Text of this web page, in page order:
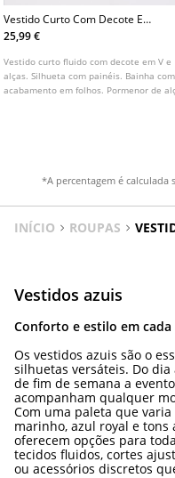
Vestido Curto Com Decote Em
V
25,99 €
Vestido curto fluido com decote em V e
alças. Silhueta com painéis. Bainha com
acabamento em folhos. Pormenor de
*A percentagem é calculada
INÍCIO ROUPAS
Vestidos azuis
Conforto e estilo em
Os vestidos azuis são o
silhuetas versáteis. Do
de fim de semana a
acompanham qualquer
Com uma paleta que
marinho, azul royal e tons
oferecem opções para
tecidos fluidos, cortes
ou acessórios discretos